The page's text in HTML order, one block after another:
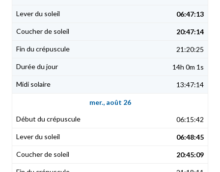
06:47:13
20:47:14
21:20:25
14h 0m 1s
13:47:14
mer., août 26
06:15:42
06:48:45
20:45:09